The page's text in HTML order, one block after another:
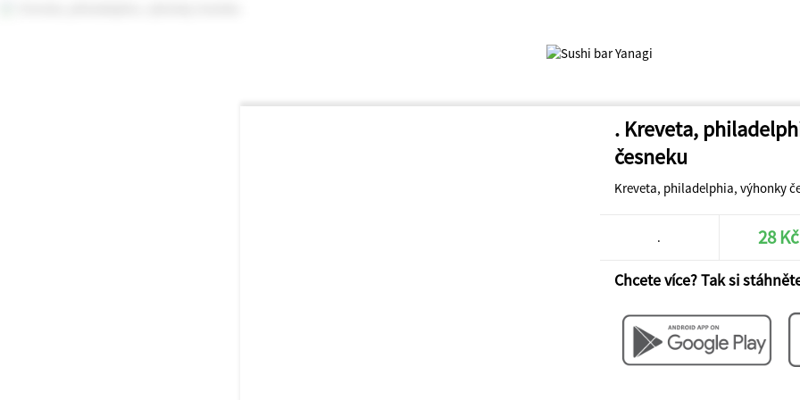
. Kreveta,
česneku
Kreveta, philadelphia, výhonky
. 28 Kč
Chcete více? Tak si